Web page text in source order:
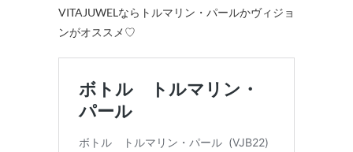
VITAJUWELならトルマリン・パールかヴィジョ
ンがオススメ♡